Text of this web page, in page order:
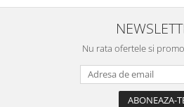
Nu rata ofertele si